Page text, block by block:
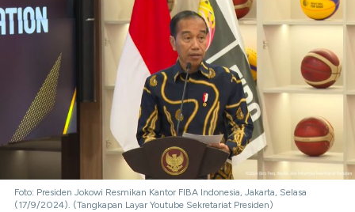
Foto: Presiden Jokowi Resmikan Kantor FIBA Indonesia, Jakarta, Selasa
(17/9/2024). (Tangkapan Layar Youtube Sekretariat Presiden)